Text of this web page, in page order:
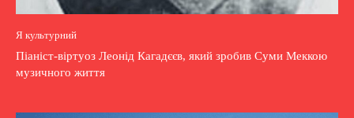
Я культурний
Піаніст-віртуоз Леонід Кагадєєв, який зробив Суми Меккою
музичного життя